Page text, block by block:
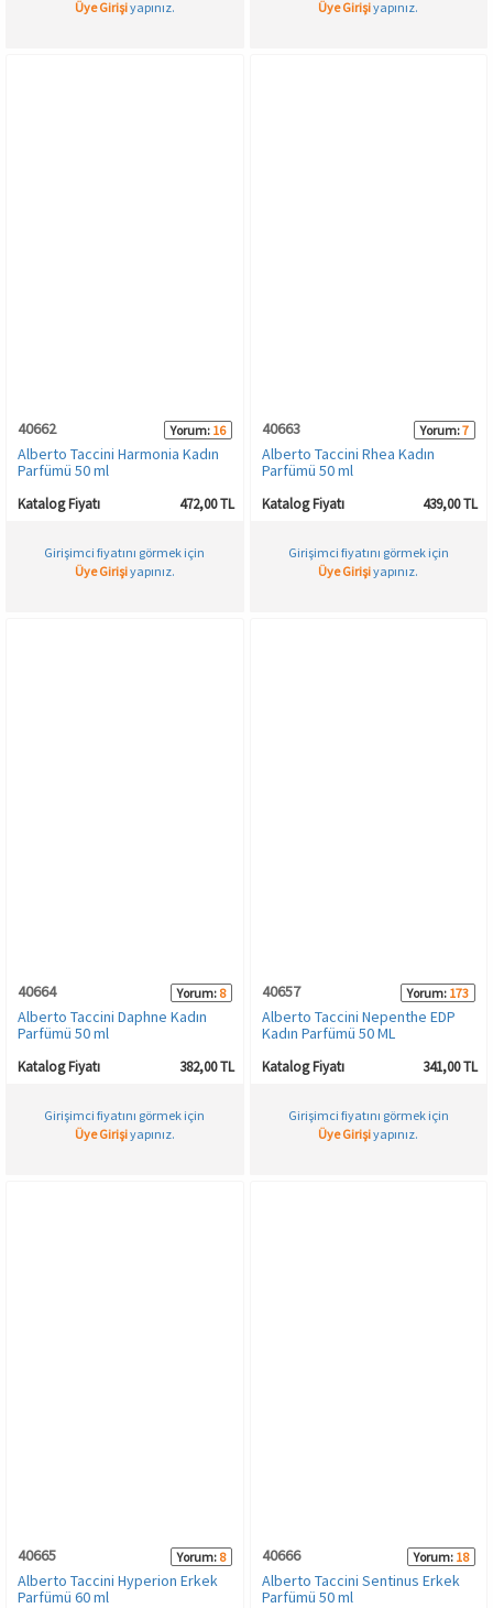
Üye Girişiyapınız. Üye Girişiyapınız.
40662 Yorum: 16
Alberto Taccini Harmonia Kadın
Parfümü 50 ml
Katalog Fiyatı 472,00 TL
Girişimci fiyatını görmek için
Üye Girişiyapınız.
40663 Yorum:7
Alberto Taccini Rhea Kadın
Parfümü 50 ml
Katalog Fiyatı 439,00 TL
Girişimci fiyatını görmek için
Üye Girişiyapınız.
40664 Yorum: 8
Alberto Taccini Daphne Kadın
Parfümü 50 ml
Katalog Fiyatı 382,00 TL
Girişimci fiyatını görmek için
Üye Girişiyapınız.
40657 Yorum: 173
Alberto Taccini Nepenthe EDP
Kadın Parfümü 50 ML
Katalog Fiyatı 341,00 TL
Girişimci fiyatını görmek için
Üye Girişiyapınız.
40665 Yorum: 8
Alberto Taccini Hyperion Erkek
Parfümü 60 ml
40666 Yorum: 18
Alberto Taccini Sentinus Erkek
Parfümü 50 ml